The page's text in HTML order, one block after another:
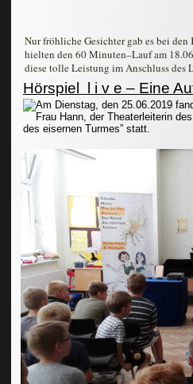
Hörspiel  l i v e – Eine
Nur fröhliche Gesichter gab es bei
hielten den 60 Minuten–Lauf am
diese tolle Leistung im Anschluss des